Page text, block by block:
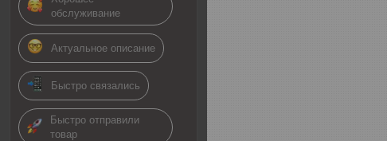
обслуживание
Актуальное описание
Быстро связались
Быстро отправили
товар